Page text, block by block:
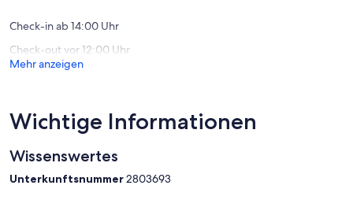
Check-in ab 14:00 Uhr
Check-out vor 12:00 Uhr
Mehr anzeigen
Wichtige Informationen
Wissenswertes
Unterkunftsnummer2803693